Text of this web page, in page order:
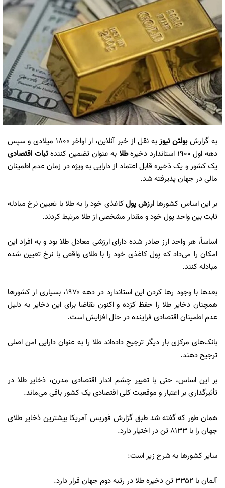
به گزارشبولتن نیوز
به نقل از خبر آنلاین، از اواخر ۱۸۰۰ میلادی و سپس
دهه اول ۱۹۰۰ استاندارد ذخیره
طلا به عنوان تضمین کنندهثبات اقتصادی
یک کشور و یک ذخیره قابل اعتماد از دارایی به ویژه در زمان عدم اطمینان
مالی در جهان پذیرفته شد.
بر این اساس کشورها ارزش پولکاغذی خود را به طلا با تعیین نرخ مبادله
ثابت بین واحد پول خود و مقدار مشخصی از طلا مرتبط کردند.
اساساً، هر واحد ارز صادر شده دارای ارزشی معادل طلا بود و به افراد این
امکان را می‌داد که پول کاغذی خود را با طلای واقعی با نرخ تعیین شده
مبادله کنند.
بعدها با وجود رها کردن این استاندارد در دهه ۱۹۷۰، بسیاری از کشورها
همچنان ذخایر طلا را حفظ کزده و اکنون تقاضا برای این ذخایر به دلیل
عدم اطمینان اقتصادی فزاینده در حال افزایش است.
بانک‌های مرکزی بار دیگر ترجیح داده‌اند طلا را به عنوان دارایی امن اصلی
ترجیح دهند.
بر این اساس، حتی با تغییر چشم انداز اقتصادی مدرن، ذخایر طلا در
تأثیرگذاری بر اعتبار و موقعیت کلی اقتصادی یک کشور باقی می‌ماند.
همان طور که گفته شد طبق گزارش فوربس آمریکا بیشترین ذخایر طلای
جهان را با ۸۱۳۳ تن در اختیار دارد.
سایر کشورها به شرح زیر است:
آلمان با ۳۳۵۲ تن ذخیره طلا در رتبه دوم جهان قرار دارد.